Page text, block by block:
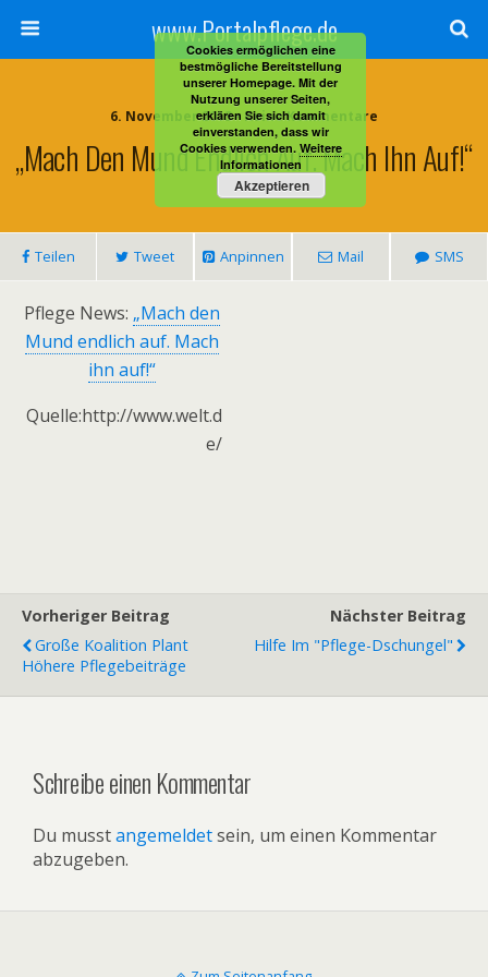
www.Portalpflege.de
6. November 2013 • Keine Kommentare
„Mach Den Mund Endlich Auf. Mach Ihn Auf!“
Teilen Tweet Anpinnen Mail SMS
Pflege News: „Mach den
Mund endlich auf. Mach
ihn auf!“
Quelle:http://www.welt.d
e/
Vorheriger Beitrag
Große Koalition Plant
Höhere Pflegebeiträge
Nächster Beitrag
Hilfe Im "Pflege-Dschungel"
Schreibe einen Kommentar
Du musstangemeldetsein, um einen Kommentar
abzugeben.
Cookies ermöglichen eine
bestmögliche Bereitstellung
unserer Homepage. Mit der
Nutzung unserer Seiten,
erklären Sie sich damit
einverstanden, dass wir
Cookies verwenden. Weitere
Informationen
Akzeptieren